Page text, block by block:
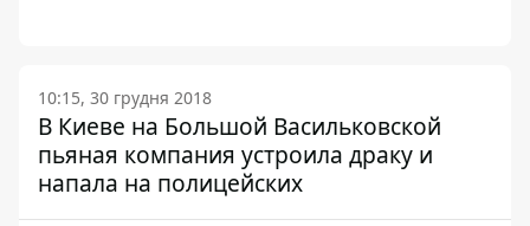
10:15, 30 грудня 2018
В Киеве на Большой Васильковской
пьяная компания устроила драку и
напала на полицейских